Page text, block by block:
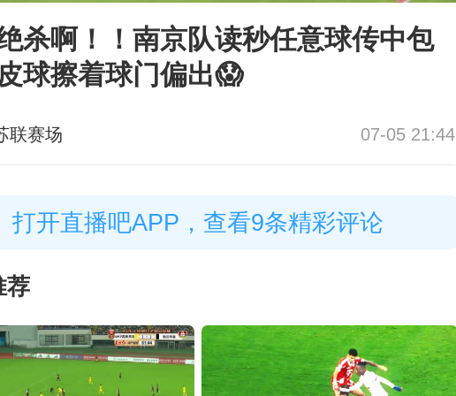
杀啊！！南京队读秒任意球传中包
球擦着球门偏出😱
联赛场 07-05 21:44
打开直播吧APP，查看9条精彩评论
荐